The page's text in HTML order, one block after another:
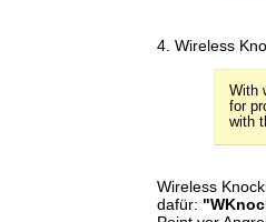
4. Wireless
With
for
with
Wireless
dafür: